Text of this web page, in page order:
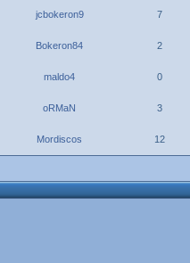
jcbokeron9 7
Bokeron84 2
maldo4 0
oRMaN 3
Mordiscos 12